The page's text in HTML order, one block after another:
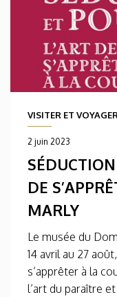
VISITER ET
2 juin 2023
DE
MARLY
Le musée du
14 avril au 27
s’apprêter à la
l’art du paraître